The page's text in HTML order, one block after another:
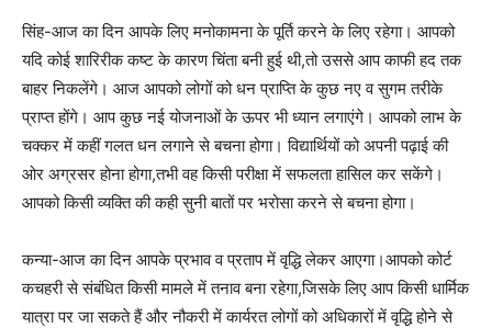
सिंह-आज का दिन आपके लिए मनोकामना के पूर्ति करने के लिए रहेगा। आपको
यदि कोई शारिरीक कष्ट के कारण चिंता बनी हुई थी,तो उससे आप काफी हद तक
बाहर निकलेंगे। आज आपको लोगों को धन प्राप्ति के कुछ नए व सुगम तरीके
प्राप्त होंगे। आप कुछ नई योजनाओं के ऊपर भी ध्यान लगाएंगे। आपको लाभ के
चक्कर में कहीं गलत धन लगाने से बचना होगा। विद्यार्थियों को अपनी पढ़ाई की
ओर अग्रसर होना होगा,तभी वह किसी परीक्षा में सफलता हासिल कर सकेंगे।
आपको किसी व्यक्ति की कही सुनी बातों पर भरोसा करने से बचना होगा।
कन्या-आज का दिन आपके प्रभाव व प्रताप में वृद्धि लेकर आएगा।आपको कोर्ट
कचहरी से संबंधित किसी मामले में तनाव बना रहेगा,जिसके लिए आप किसी धार्मिक
यात्रा पर जा सकते हैं और नौकरी में कार्यरत लोगों को अधिकारों में वृद्धि होने से